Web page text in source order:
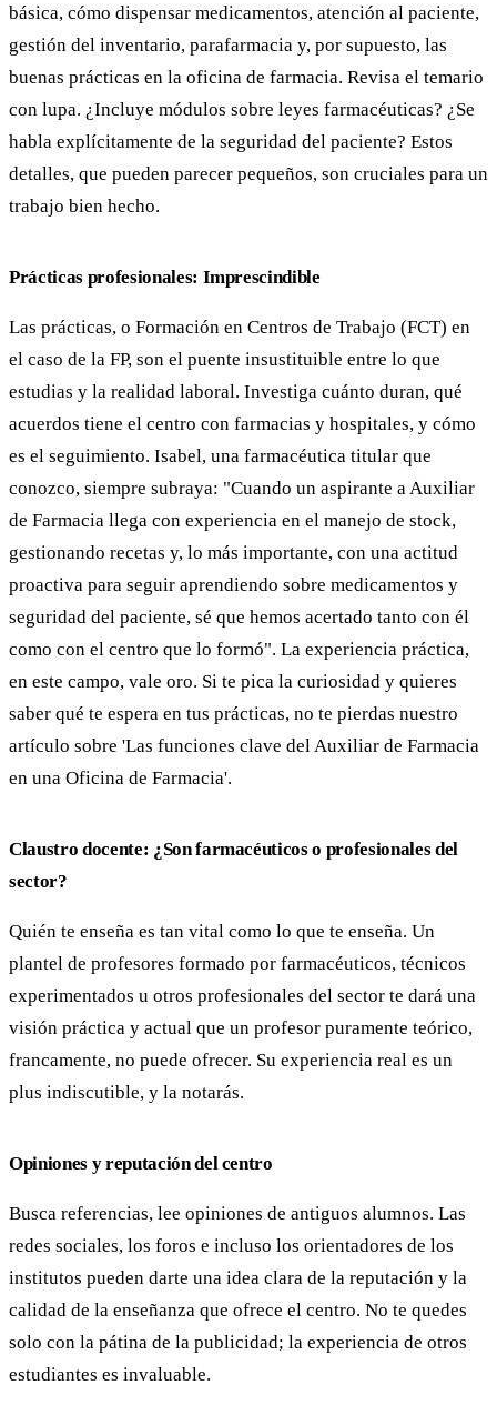
básica, cómo dispensar medicamentos, atención al paciente,
gestión del inventario, parafarmacia y, por supuesto, las
buenas prácticas en la oficina de farmacia. Revisa el temario
con lupa. ¿Incluye módulos sobre leyes farmacéuticas? ¿Se
habla explícitamente de la seguridad del paciente? Estos
detalles, que pueden parecer pequeños, son cruciales para un
trabajo bien hecho.
Prácticas profesionales: Imprescindible
Las prácticas, o Formación en Centros de Trabajo (FCT) en
el caso de la FP, son el puente insustituible entre lo que
estudias y la realidad laboral. Investiga cuánto duran, qué
acuerdos tiene el centro con farmacias y hospitales, y cómo
es el seguimiento. Isabel, una farmacéutica titular que
conozco, siempre subraya: "Cuando un aspirante a Auxiliar
de Farmacia llega con experiencia en el manejo de stock,
gestionando recetas y, lo más importante, con una actitud
proactiva para seguir aprendiendo sobre medicamentos y
seguridad del paciente, sé que hemos acertado tanto con él
como con el centro que lo formó". La experiencia práctica,
en este campo, vale oro. Si te pica la curiosidad y quieres
saber qué te espera en tus prácticas, no te pierdas nuestro
artículo sobre 'Las funciones clave del Auxiliar de Farmacia
en una Oficina de Farmacia'.
Claustro docente: ¿Son farmacéuticos o profesionales del
sector?
Quién te enseña es tan vital como lo que te enseña. Un
plantel de profesores formado por farmacéuticos, técnicos
experimentados u otros profesionales del sector te dará una
visión práctica y actual que un profesor puramente teórico,
francamente, no puede ofrecer. Su experiencia real es un
plus indiscutible, y la notarás.
Opiniones y reputación del centro
Busca referencias, lee opiniones de antiguos alumnos. Las
redes sociales, los foros e incluso los orientadores de los
institutos pueden darte una idea clara de la reputación y la
calidad de la enseñanza que ofrece el centro. No te quedes
solo con la pátina de la publicidad; la experiencia de otros
estudiantes es invaluable.